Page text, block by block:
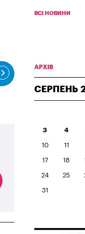
ВСІ НОВИНИ
АРХІВ
СЕРПЕНЬ
3 4
10 11
17 18
24 25
31